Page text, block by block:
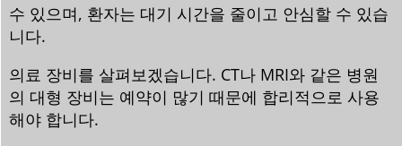
수 있으며, 환자는 대기 시간을 줄이고 안심할 수 있습
니다.
의료 장비를 살펴보겠습니다. CT나 MRI와 같은 병원
의 대형 장비는 예약이 많기 때문에 합리적으로 사용
해야 합니다.